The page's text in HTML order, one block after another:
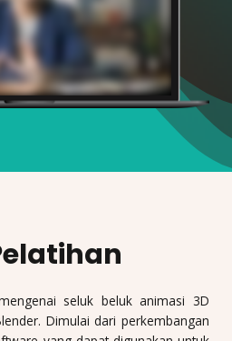
seluk beluk animasi 3D
Dimulai dari perkembangan